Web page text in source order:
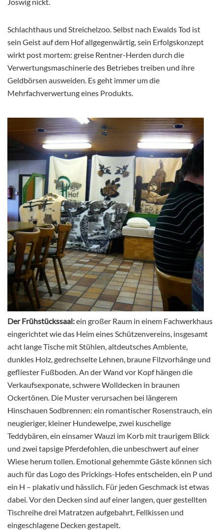
Schlachthaus und Streichelzoo. Selbst nach Ewalds Tod ist
sein Geist auf dem Hof allgegenwärtig, sein Erfolgskonzept
wirkt post mortem: greise Rentner-Herden durch die
Verwertungsmaschinerie des Betriebes treiben und ihre
Geldbörsen ausweiden. Es geht immer um die
Mehrfachverwertung eines Produkts.
Der Frühstückssaal:ein großer Raum in einem Fachwerkhaus
eingerichtet wie das Heim eines Schützenvereins, insgesamt
acht lange Tische mit Stühlen, altdeutsches Ambiente,
dunkles Holz, gedrechselte Lehnen, braune Filzvorhänge und
gefliester Fußboden. An der Wand vor Kopf hängen die
Verkaufsexponate, schwere Wolldecken in braunen
Ockertönen. Die Muster verursachen bei längerem
Hinschauen Sodbrennen: ein romantischer Rosenstrauch, ein
neugieriger, kleiner Hundewelpe, zwei kuschelige
Teddybären, ein einsamer Wauzi im Korb mit traurigem Blick
und zwei tapsige Pferdefohlen, die unbeschwert auf einer
Wiese herum tollen. Emotional gehemmte Gäste können sich
auch für das Logo des Prickings-Hofes entscheiden, ein P und
ein H – plakativ und hässlich. Für jeden Geschmack ist etwas
dabei. Vor den Decken sind auf einer langen, quer gestellten
Tischreihe drei Matratzen aufgebahrt, Fellkissen und
eingeschlagene Decken gestapelt.